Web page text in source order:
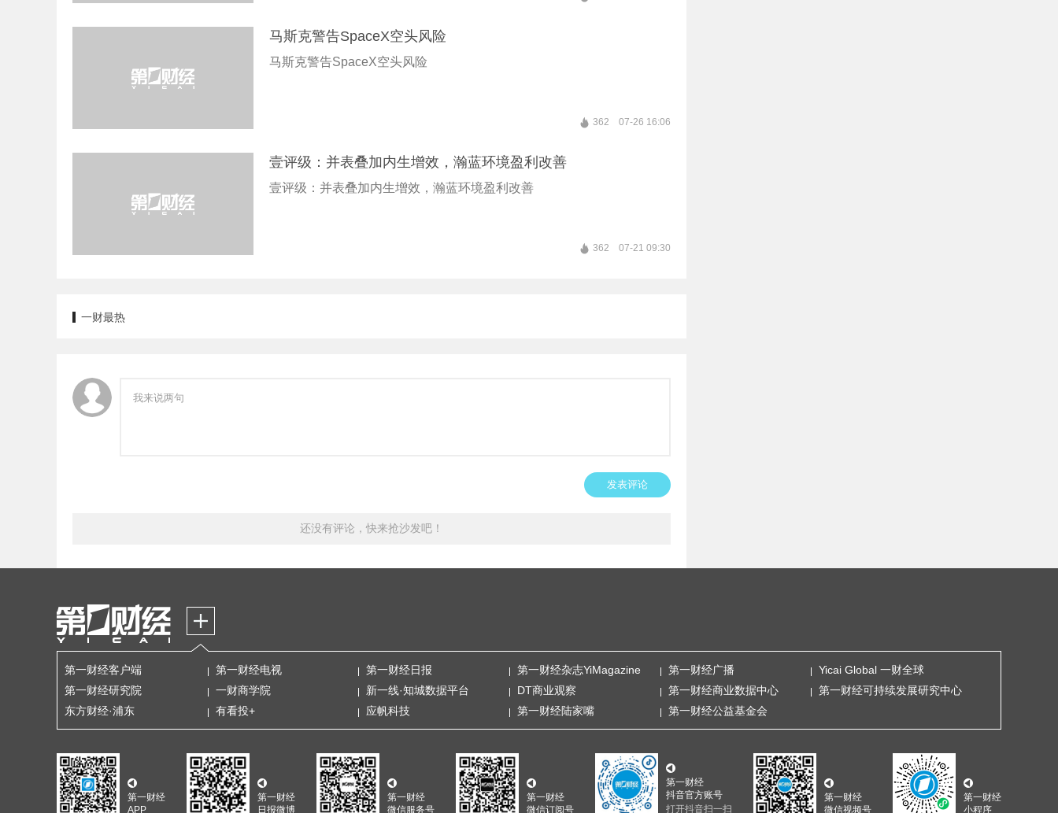
马斯克警告SpaceX空头风险
马斯克警告SpaceX空头风险
362 07-26 16:06
壹评级：并表叠加内生增效，瀚蓝环境盈利改善
壹评级：并表叠加内生增效，瀚蓝环境盈利改善
362 07-21 09:30
一财最热
发表评论
还没有评论，快来抢沙发吧！
第一财经客户端 第一财经电视 第一财经日报 第一财经杂志YiMagazine 第一财经广播
Yicai Global 一财全球
第一财经研究院
一财商学院 新一线·知城数据平台 DT商业观察 第一财经商业数据中心
第一财经可持续发展研究中心
东方财经·浦东
有看投+ 应帆科技 第一财经陆家嘴 第一财经公益基金会
第一财经
APP
第一财经
日报微博
第一财经
微信服务号
第一财经
微信订阅号
第一财经
抖音官方账号
打开抖音扫一扫
第一财经
微信视频号
第一财经
小程序